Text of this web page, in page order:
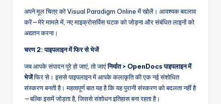
अपने मूल चित्र को Visual Paradigm Online में खोलें। आवश्यक बदलाव
करें—मेरे मामले में, नए माइक्रोसर्विस घटक को जोड़ना और संबंधित लाइनों को
अद्यतन करना।
चरण 2: पाइपलाइन में फिर से भेजें
जब आपके संपादन पूरे हो जाएं, तो जाएंनिर्यात > OpenDocs पाइपलाइन में
भेजेंफिर से। इससे पाइपलाइन में आपके कलाकृति की एक नई संशोधित
संस्करण बनती है। महत्वपूर्ण बात यह है कि यह पुरानी संस्करण को बदलता नहीं है
—बल्कि इसमें जोड़ता है, जिससे संशोधन इतिहास बना रहता है।